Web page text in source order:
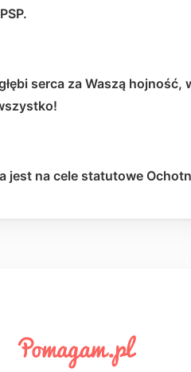
serca za Waszą hojność,
jest na cele statutowe